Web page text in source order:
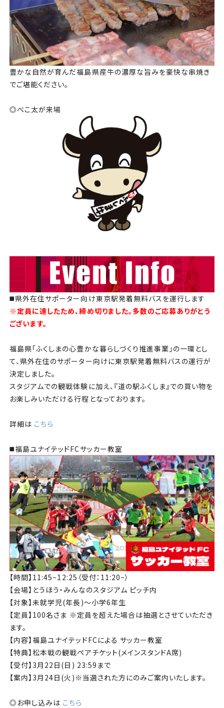
豊かな自然が育んだ福島県産牛の濃厚な旨みを豪快な串焼き
でご堪能ください。
◎べこ太が来場
◼️県外在住サポーター向け東京駅発着無料バスを運行します
※定員に達したため、締め切りました。多数のご応募ありがとう
ございます。
福島県「ふくしまの心豊かな暮らしづくり推進事業」の一環とし
て、県外在住のサポーター向けに東京駅発着無料バスの運行が
決定しました。
スタジアムでの観戦体験に加え、『道の駅ふくしま』での買い物を
お楽しみいただける行程となっております。
詳細は こちら
◼️福島ユナイテッドFCサッカー教室
【時間】11:45~12:25（受付：11:20~）
【会場】とうほう・みんなのスタジアム ピッチ内
【対象】未就学児(年長)〜小学6年生
【定員】100名さま ※定員を超えた場合は抽選とさせていただき
ます。
【内容】福島ユナイテッドFCによる サッカー教室
【特典】松本戦の観戦ペアチケット(メインスタンドA席)
【受付】3月22日(日) 23:59まで
【案内】3月24日(火)※当選された方にのみご案内いたします。
◎お申し込みは こちら